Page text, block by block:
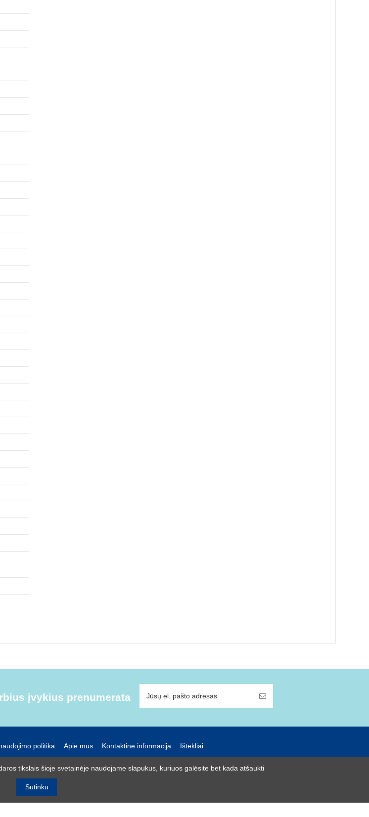
įvykius prenumerata
politika Apie mus Kontaktinė informacija Ištekliai
+370 614 99399 info@r-lux.lt
© 2021 R-Lux
tikslais šioje svetainėje naudojame slapukus, kuriuos galėsite bet kada atšaukti
Sutinku